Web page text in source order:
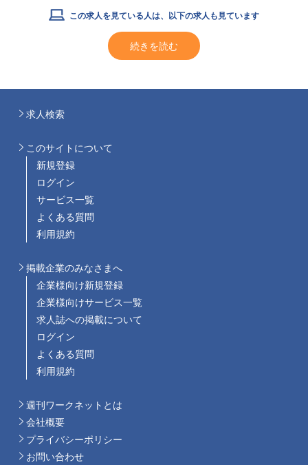
この求人を見ている人は、以下の求人も見ています
続きを読む
求人検索
このサイトについて
新規登録
ログイン
サービス一覧
よくある質問
利用規約
掲載企業のみなさまへ
企業様向け新規登録
企業様向けサービス一覧
求人誌への掲載について
ログイン
よくある質問
利用規約
週刊ワークネットとは
会社概要
プライバシーポリシー
お問い合わせ